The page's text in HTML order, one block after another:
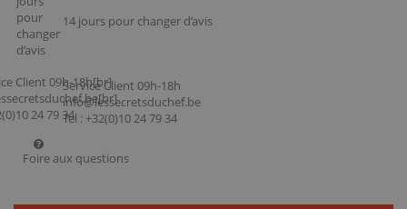
14 jours pour changer d’avis
Service Client 09h-18h
info@lessecretsduchef.be
Tel : +32(0)10 24 79 34
Foire aux questions